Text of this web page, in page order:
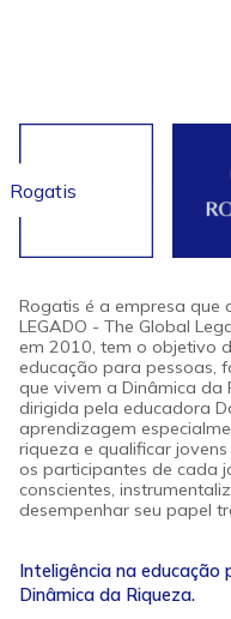
Rogatis
Rogatis é a empresa que
LEGADO - The Global
em 2010, tem o objetivo
educação para pessoas,
que vivem a Dinâmica da
dirigida pela educadora
aprendizagem
riqueza e qualificar
os participantes de cada
conscientes,
desempenhar seu papel
Inteligência na educação
Dinâmica da Riqueza.